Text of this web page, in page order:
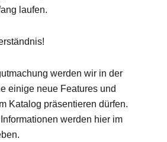
laufen.
werden wir in der
einige neue Features und
Katalog präsentieren dürfen.
werden hier im